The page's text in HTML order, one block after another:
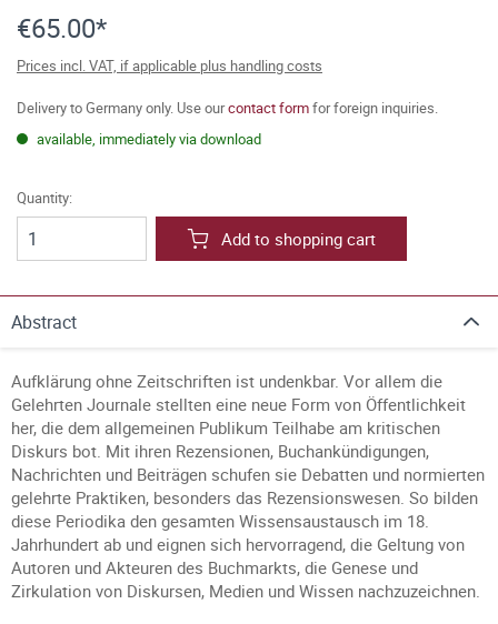
€65.00*
Prices incl. VAT, if applicable plus handling costs
Delivery to Germany only. Use ourcontact formfor foreign inquiries.
available, immediately via download
Quantity:
Add to shopping cart
Abstract
Aufklärung ohne Zeitschriften ist undenkbar. Vor allem die
Gelehrten Journale stellten eine neue Form von Öffentlichkeit
her, die dem allgemeinen Publikum Teilhabe am kritischen
Diskurs bot. Mit ihren Rezensionen, Buchankündigungen,
Nachrichten und Beiträgen schufen sie Debatten und normierten
gelehrte Praktiken, besonders das Rezensionswesen. So bilden
diese Periodika den gesamten Wissensaustausch im 18.
Jahrhundert ab und eignen sich hervorragend, die Geltung von
Autoren und Akteuren des Buchmarkts, die Genese und
Zirkulation von Diskursen, Medien und Wissen nachzuzeichnen.